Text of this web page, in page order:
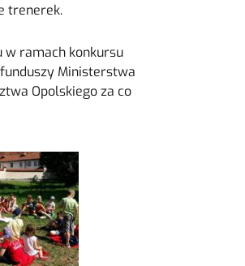
trenerek.
w ramach konkursu
funduszy Ministerstwa
Opolskiego za co